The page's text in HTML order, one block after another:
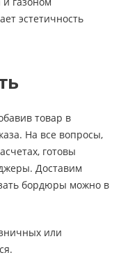
эстетичность
товар в
На все вопросы,
готовы
Доставим
бордюры можно в
или